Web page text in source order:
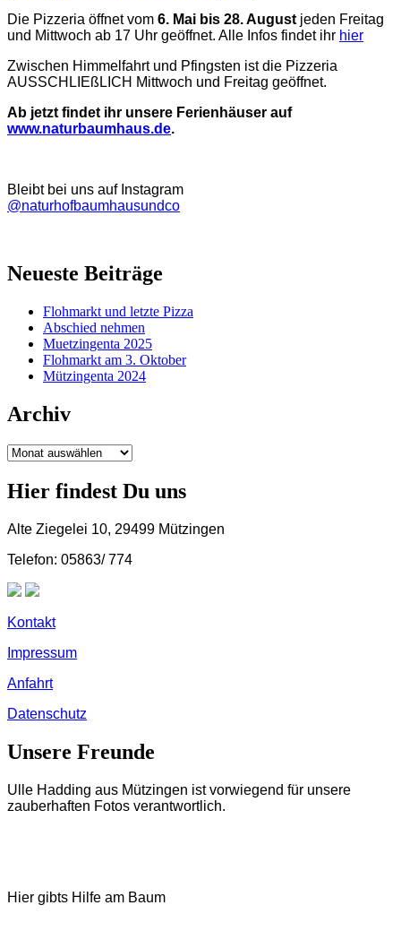
Die Pizzeria öffnet vom 6. Mai bis 28. August jeden Freitag
und Mittwoch ab 17 Uhr geöffnet. Alle Infos findet ihr hier
Zwischen Himmelfahrt und Pfingsten ist die Pizzeria
AUSSCHLIEßLICH Mittwoch und Freitag geöffnet.
Ab jetzt findet ihr unsere Ferienhäuser auf
www.naturbaumhaus.de.
Bleibt bei uns auf Instagram
@naturhofbaumhausundco
Neueste Beiträge
Flohmarkt und letzte Pizza
Abschied nehmen
Muetzingenta 2025
Flohmarkt am 3. Oktober
Mützingenta 2024
Archiv
Archiv
Hier findest Du uns
Alte Ziegelei 10, 29499 Mützingen
Telefon: 05863/ 774
Kontakt
Impressum
Anfahrt
Datenschutz
Unsere Freunde
Ulle Hadding aus Mützingen ist vorwiegend für unsere
zauberhaften Fotos verantwortlich.
Hier gibts Hilfe am Baum